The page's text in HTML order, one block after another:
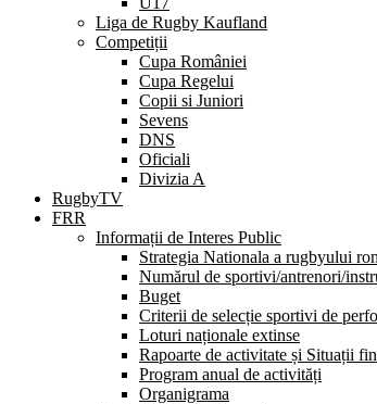
Liga de Rugby Kaufland
Competiții
Cupa României
Cupa Regelui
Copii si Juniori
Sevens
DNS
Oficiali
Divizia A
RugbyTV
FRR
Informații de Interes Public
Strategia Nationala a rugbyului
Numărul de sportivi/antrenori/
Buget
Criterii de selecție sportivi de
Loturi naționale extinse
Rapoarte de activitate și Situații
Program anual de activități
Organigrama